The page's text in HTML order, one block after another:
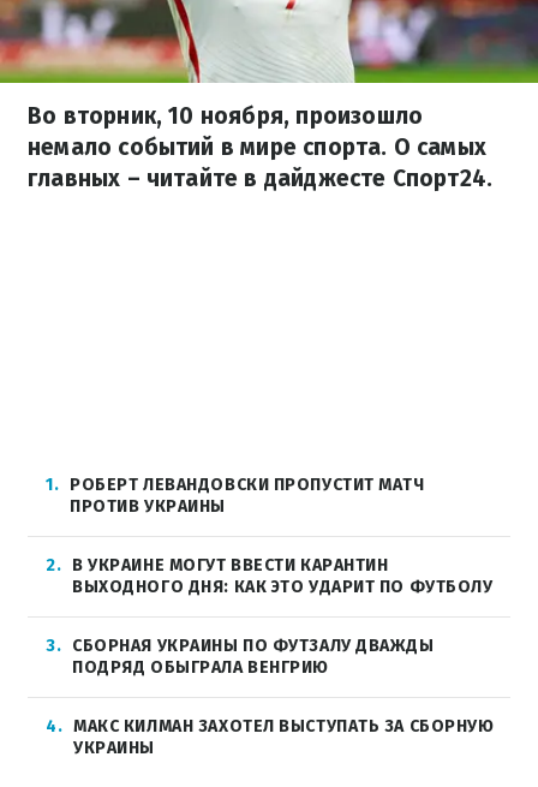
Во вторник, 10 ноября, произошло
немало событий в мире спорта. О самых
главных – читайте в дайджесте Спорт24.
1
РОБЕРТ ЛЕВАНДОВСКИ ПРОПУСТИТ МАТЧ
ПРОТИВ УКРАИНЫ
2
В УКРАИНЕ МОГУТ ВВЕСТИ КАРАНТИН
ВЫХОДНОГО ДНЯ: КАК ЭТО УДАРИТ ПО ФУТБОЛУ
3
СБОРНАЯ УКРАИНЫ ПО ФУТЗАЛУ ДВАЖДЫ
ПОДРЯД ОБЫГРАЛА ВЕНГРИЮ
4
МАКС КИЛМАН ЗАХОТЕЛ ВЫСТУПАТЬ ЗА СБОРНУЮ
УКРАИНЫ